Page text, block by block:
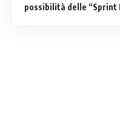
possibilità delle “Sprint